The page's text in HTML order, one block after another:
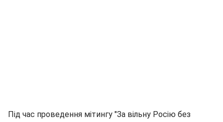
Під час проведення мітингу "За вільну Росію без